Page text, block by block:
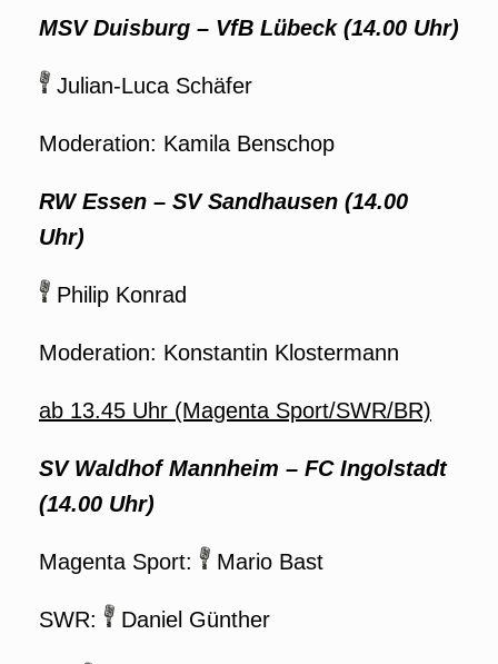
MSV Duisburg – VfB Lübeck (14.00 Uhr)
Julian-Luca Schäfer
Moderation: Kamila Benschop
RW Essen – SV Sandhausen (14.00
Uhr)
Philip Konrad
Moderation: Konstantin Klostermann
ab 13.45 Uhr (Magenta Sport/SWR/BR)
SV Waldhof Mannheim – FC Ingolstadt
(14.00 Uhr)
Magenta Sport: Mario Bast
SWR: Daniel Günther